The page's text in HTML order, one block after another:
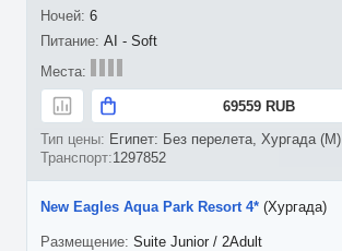
6
AI - Soft
69559 RUB
Египет: Без перелета, Хургада (M)
1297852
New Eagles Aqua Park Resort 4* (Хургада)
Suite Junior / 2Adult